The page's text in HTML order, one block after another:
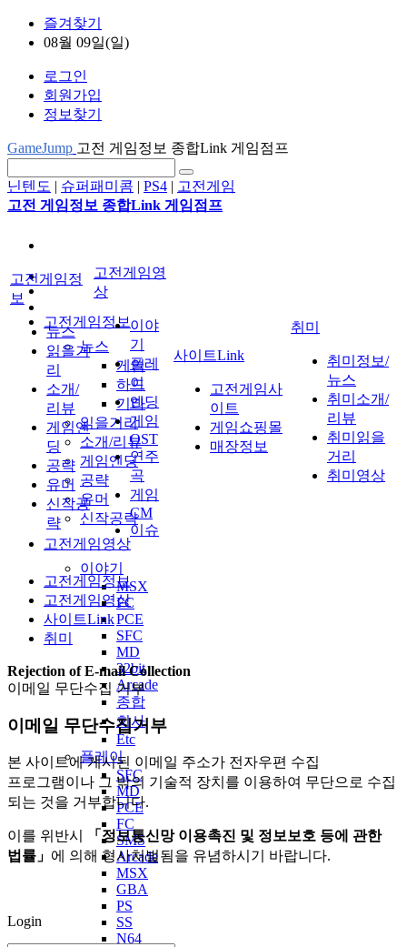
즐겨찾기
08월 09일(일)
로그인
회원가입
정보찾기
GameJump 고전 게임정보 종합Link 게임점프
닌텐도 | 슈퍼패미콤 | PS4 | 고전게임
고전 게임정보 종합Link 게임점프
고전게임정보
뉴스
게임
하드
기타
읽을거리
소개/리뷰
게임엔딩
공략
유머
신작공략
고전게임영상
이야기
MSX
FC
PCE
SFC
MD
32bit
Arcade
종합
회사
Etc
플레이
SFC
MD
PCE
FC
SMS
Arcade
MSX
GBA
PS
SS
N64
고전게임정
보
뉴스
읽을거
리
소개/
리뷰
게임엔
딩
공략
유머
신작공
략
고전게임영
상
이야
기
플레
이
엔딩
게임
OST
연주
곡
게임
CM
이슈
사이트Link
고전게임사
이트
게임쇼핑몰
매장정보
취미
취미정보/
뉴스
취미소개/
리뷰
취미읽을
거리
취미영상
고전게임정보
고전게임영상
사이트Link
취미
Rejection of E-mail Collection
이메일 무단수집 거부
이메일 무단수집거부
본 사이트에 게시된 이메일 주소가 전자우편 수집
프로그램이나 그 밖의 기술적 장치를 이용하여 무단으로 수집
되는 것을 거부합니다.
이를 위반시
「정보통신망 이용촉진 및 정보보호 등에 관한
법률」 에 의해 형사처벌됨을 유념하시기 바랍니다.
Login